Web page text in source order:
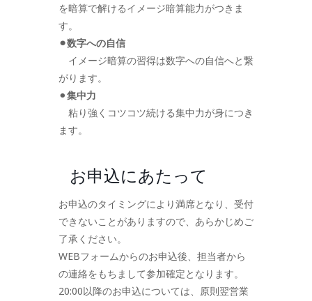
を暗算で解けるイメージ暗算能力がつきま
す。
⚫︎数字への自信
イメージ暗算の習得は数字への自信へと繋
がります。
⚫︎集中力
粘り強くコツコツ続ける集中力が身につき
ます。
お申込にあたって
お申込のタイミングにより満席となり、受付
できないことがありますので、あらかじめご
了承ください。
WEBフォームからのお申込後、担当者から
の連絡をもちまして参加確定となります。
20:00以降のお申込については、原則翌営業